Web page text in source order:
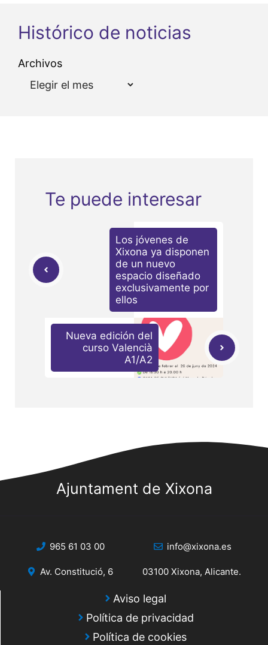
Histórico de noticias
Archivos
Te puede interesar
Los jóvenes de
Xixona ya disponen
de un nuevo
espacio diseñado
exclusivamente por
ellos
Nueva edición del
curso Valencià
A1/A2
Ajuntament de Xixona
965 61 03 00 info@xixona.es
Av. Constitució, 6 03100 Xixona, Alicante.
Aviso legal
Política de privacidad
Política de cookies